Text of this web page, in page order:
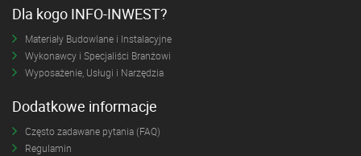
Dla kogo INFO-INWEST?
Materiały Budowlane i Instalacyjne
Wykonawcy i Specjaliści Branżowi
Wyposażenie, Usługi i Narzędzia
Dodatkowe informacje
Często zadawane pytania (FAQ)
Regulamin